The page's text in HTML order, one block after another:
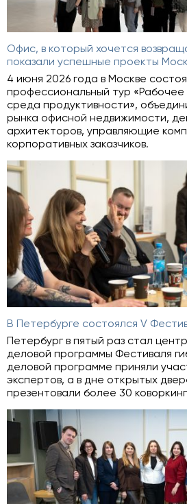
Офис, в который хочется
показали успешные проекты
4 июня 2026 года в Москве
профессиональный тур «Рабочее
среда продуктивности»,
рынка офисной недвижимости,
архитекторов, управляющие
корпоративных заказчиков.
В Петербурге состоялся V
Петербург в пятый раз стал
деловой программы Фестиваля
деловой программе приняли
экспертов, а в дне открытых
презентовали более 30